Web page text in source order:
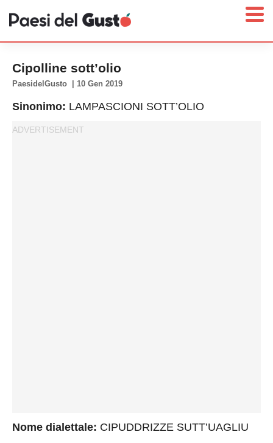
Home
News
Cipolline sott’olio
PaesidelGusto 10 Gen 2019
Sinonimo: LAMPASCIONI SOTT’OLIO
Nome dialettale: CIPUDDRIZZE SUTT’UAGLIU